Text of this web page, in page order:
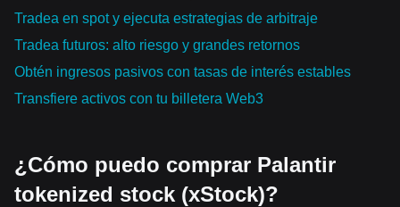
Tradea en spot y ejecuta estrategias de arbitraje
Tradea futuros: alto riesgo y grandes retornos
Obtén ingresos pasivos con tasas de interés estables
Transfiere activos con tu billetera Web3
¿Cómo puedo comprar Palantir
tokenized stock (xStock)?